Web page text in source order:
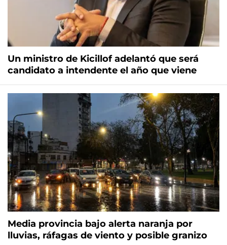
Un ministro de Kicillof adelantó que será
candidato a intendente el año que viene
Media provincia bajo alerta naranja por
lluvias, ráfagas de viento y posible granizo